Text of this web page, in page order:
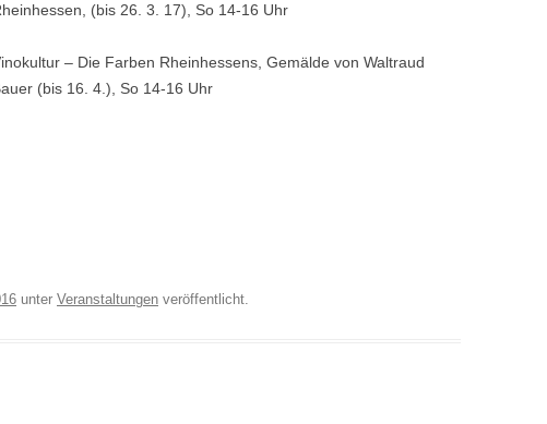
(bis 26. 3. 17), So 14-16 Uhr
– Die Farben Rheinhessens, Gemälde von Waltraud
(bis 16. 4.), So 14-16 Uhr
unter Veranstaltungen veröffentlicht.